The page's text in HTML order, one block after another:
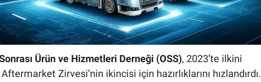
Ürün ve Hizmetleri Derneği (OSS), 2023’te ilkini
Zirvesi’nin ikincisi için hazırlıklarını hızlandırdı.